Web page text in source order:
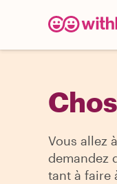
Vous allez
demandez
tant à faire